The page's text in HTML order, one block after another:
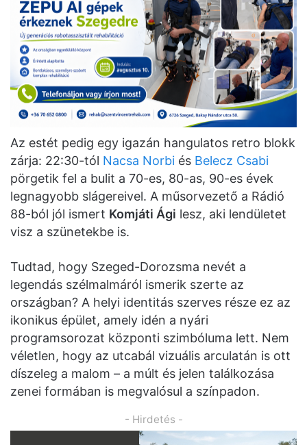
Az estét pedig egy igazán hangulatos retro blokk
zárja: 22:30-tól Nacsa Norbi és Belecz Csabi
pörgetik fel a bulit a 70-es, 80-as, 90-es évek
legnagyobb slágereivel. A műsorvezető a Rádió
88-ból jól ismert Komjáti Ági lesz, aki lendületet
visz a szünetekbe is.
Tudtad, hogy Szeged-Dorozsma nevét a
legendás szélmalmáról ismerik szerte az
országban? A helyi identitás szerves része ez az
ikonikus épület, amely idén a nyári
programsorozat központi szimbóluma lett. Nem
véletlen, hogy az utcabál vizuális arculatán is ott
díszeleg a malom – a múlt és jelen találkozása
zenei formában is megvalósul a színpadon.
- Hirdetés -